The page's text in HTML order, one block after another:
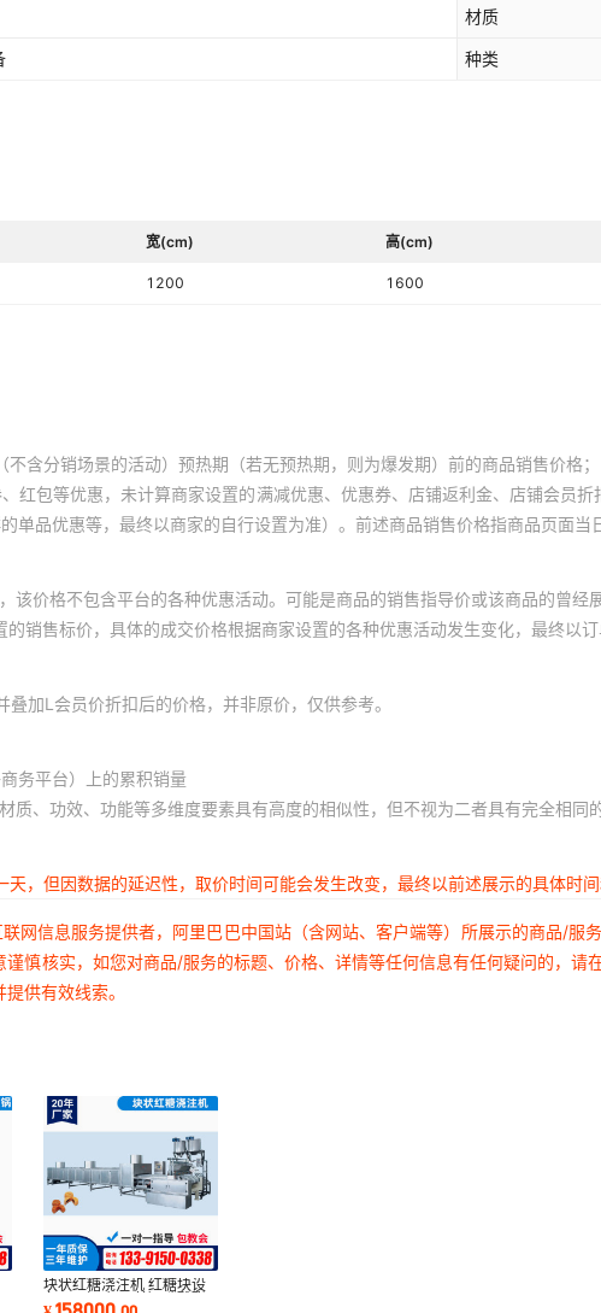
材质
种类
宽(cm) 高(cm)
1200 1600
不含分销场景的活动）预热期（若无预热期，则为爆发期）前的商品销售价
红包等优惠，未计算商家设置的满减优惠、优惠券、店铺返利金、店铺会员
单品优惠等，最终以商家的自行设置为准）。前述商品销售价格指商品页面
该价格不包含平台的各种优惠活动。可能是商品的销售指导价或该商品的曾经
销售标价，具体的成交价格根据商家设置的各种优惠活动发生变化，最终以订
加L会员价折扣后的价格，并非原价，仅供参考。
务平台）上的累积销量
质、功效、功能等多维度要素具有高度的相似性，但不视为二者具有完全相同
，但因数据的延迟性，取价时间可能会发生改变，最终以前述展示的具体时间
网信息服务提供者，阿里巴巴中国站（含网站、客户端等）所展示的商品/
慎核实，如您对商品/服务的标题、价格、详情等任何信息有任何疑问的，
供有效线索。
块状红糖浇注机 红糖块设
备 双（三氯甲基）碳酸酯